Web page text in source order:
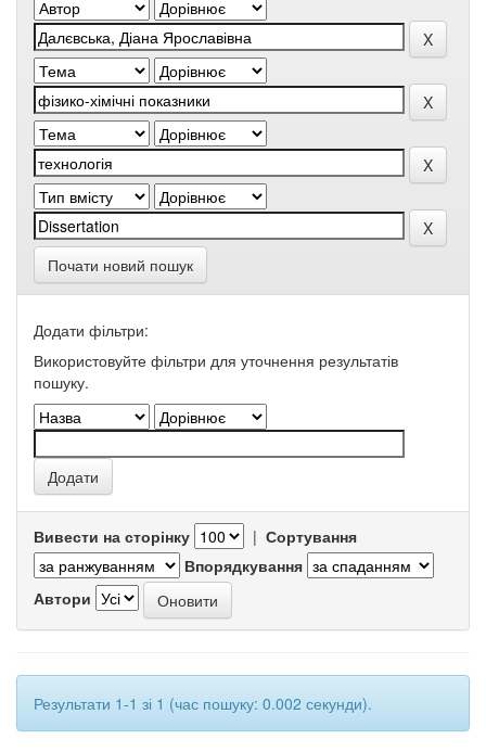
Почати новий пошук
Додати фільтри:
Використовуйте фільтри для уточнення результатів
пошуку.
Вивести на сторінку | Сортування
Впорядкування
Автори
Результати 1-1 зі 1 (час пошуку: 0.002 секунди).